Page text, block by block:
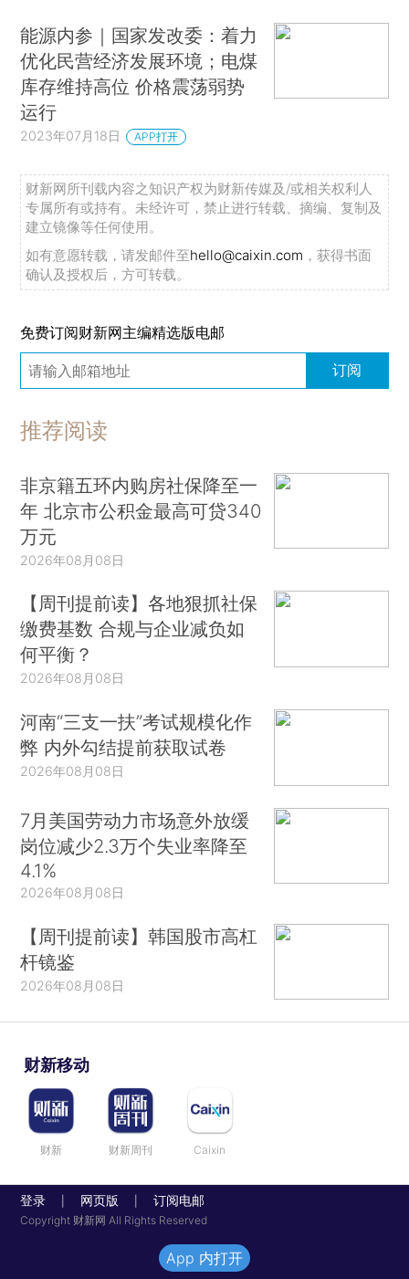
能源内参｜国家发改委：着力
优化民营经济发展环境；电煤
库存维持高位 价格震荡弱势
运行
2023年07月18日 APP打开
财新网所刊载内容之知识产权为财新传媒及/或相关权利人
专属所有或持有。未经许可，禁止进行转载、摘编、复制及
建立镜像等任何使用。
如有意愿转载，请发邮件至hello@caixin.com ，获得书面
确认及授权后，方可转载。
免费订阅财新网主编精选版电邮
订阅
推荐阅读
非京籍五环内购房社保降至一
年 北京市公积金最高可贷340
万元
2026年08月08日
【周刊提前读】各地狠抓社保
缴费基数 合规与企业减负如
何平衡？
2026年08月08日
河南“三支一扶”考试规模化作
弊 内外勾结提前获取试卷
2026年08月08日
7月美国劳动力市场意外放缓
岗位减少2.3万个失业率降至
4.1%
2026年08月08日
【周刊提前读】韩国股市高杠
杆镜鉴
2026年08月08日
财新移动
财新 财新周刊 Caixin
登录 网页版 订阅电邮
Copyright 财新网 All Rights Reserved
App 内打开